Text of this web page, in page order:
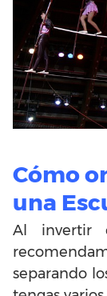
Cómo
una
Al invertir
separando